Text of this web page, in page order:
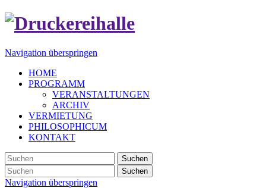
Navigation überspringen
HOME
PROGRAMM
VERANSTALTUNGEN
ARCHIV
VERMIETUNG
PHILOSOPHICUM
KONTAKT
Suchen
Suchen
Navigation überspringen